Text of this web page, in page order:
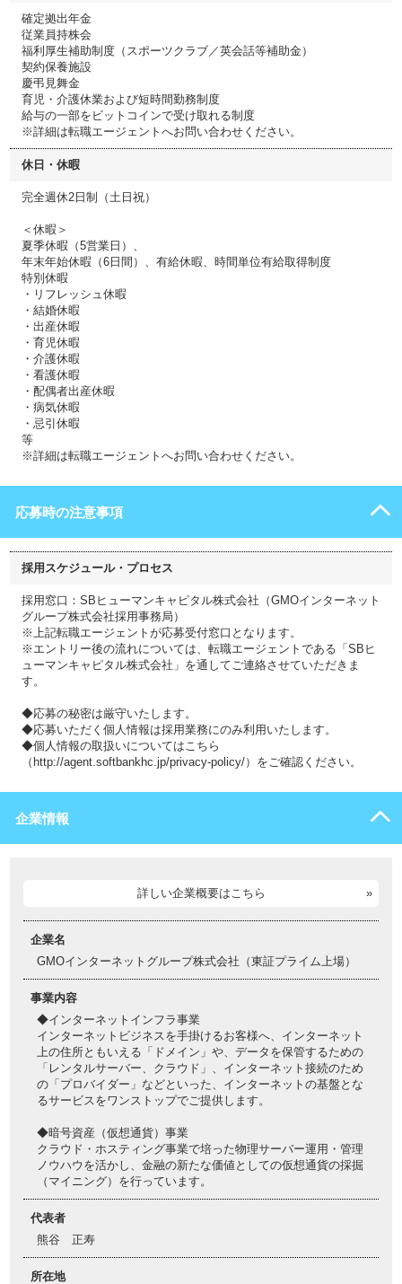
確定拠出年金
従業員持株会
福利厚生補助制度（スポーツクラブ／英会話等補助金）
契約保養施設
慶弔見舞金
育児・介護休業および短時間勤務制度
給与の一部をビットコインで受け取れる制度
※詳細は転職エージェントへお問い合わせください。
休日・休暇
完全週休2日制（土日祝）
＜休暇＞
夏季休暇（5営業日）、
年末年始休暇（6日間）、有給休暇、時間単位有給取得制度
特別休暇
・リフレッシュ休暇
・結婚休暇
・出産休暇
・育児休暇
・介護休暇
・看護休暇
・配偶者出産休暇
・病気休暇
・忌引休暇
等
※詳細は転職エージェントへお問い合わせください。
応募時の注意事項
採用スケジュール・プロセス
採用窓口：SBヒューマンキャピタル株式会社（GMOインターネット
グループ株式会社採用事務局）
※上記転職エージェントが応募受付窓口となります。
※エントリー後の流れについては、転職エージェントである「SBヒ
ューマンキャピタル株式会社」を通してご連絡させていただきま
す。
◆応募の秘密は厳守いたします。
◆応募いただく個人情報は採用業務にのみ利用いたします。
◆個人情報の取扱いについてはこちら
（http://agent.softbankhc.jp/privacy-policy/）をご確認ください。
企業情報
詳しい企業概要はこちら
企業名
GMOインターネットグループ株式会社（東証プライム上場）
事業内容
◆インターネットインフラ事業
インターネットビジネスを手掛けるお客様へ、インターネット
上の住所ともいえる「ドメイン」や、データを保管するための
「レンタルサーバー、クラウド」、インターネット接続のため
の「プロバイダー」などといった、インターネットの基盤とな
るサービスをワンストップでご提供します。
◆暗号資産（仮想通貨）事業
クラウド・ホスティング事業で培った物理サーバー運用・管理
ノウハウを活かし、金融の新たな価値としての仮想通貨の採掘
（マイニング）を行っています。
代表者
熊谷 正寿
所在地